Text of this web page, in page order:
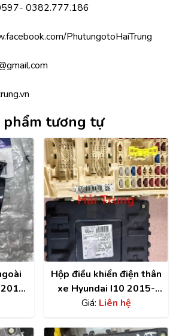
0382.777.186
PhutungotoHaiTrung
phẩm tương tự
Hộp điều khiển điện thân
xe Hyundai I10 2015-
2019 Tháo xe
Giá: Liên hệ